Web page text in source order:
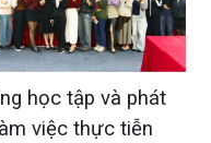
học tập và phát
việc thực tiễn